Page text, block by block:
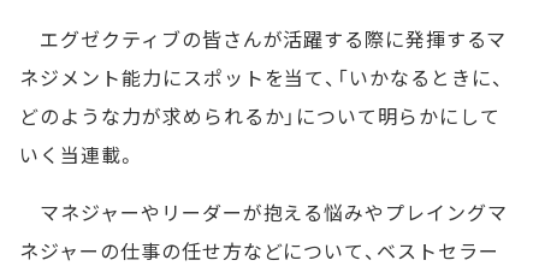
エグゼクティブの皆さんが活躍する際に発揮するマ
ネジメント能力にスポットを当て、「いかなるときに、
どのような力が求められるか」について明らかにして
いく当連載。
マネジャーやリーダーが抱える悩みやプレイングマ
ネジャーの仕事の任せ方などについて、ベストセラー